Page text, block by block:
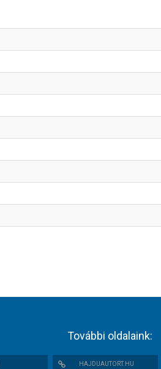
További oldalaink:
HAJDUAUTORT.HU